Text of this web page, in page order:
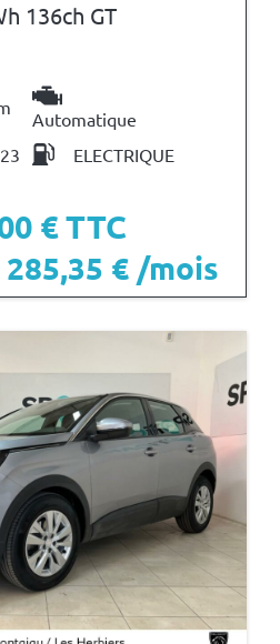
136ch GT
Automatique
ELECTRIQUE
€ TTC
285,35 € /mois